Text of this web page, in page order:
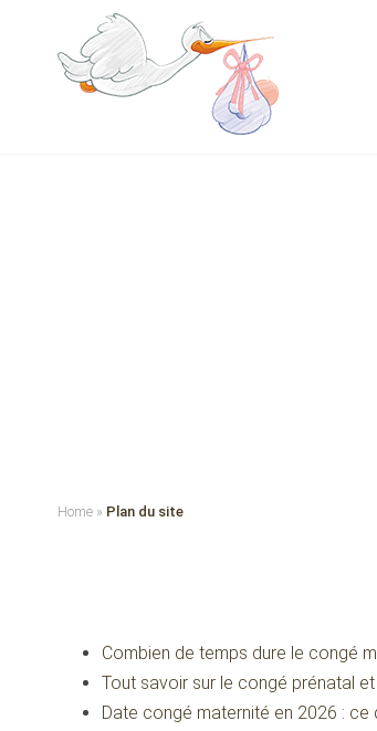
Home » Plan du site
Combien de temps dure le congé
Tout savoir sur le congé prénatal
Date congé maternité en 2026 :